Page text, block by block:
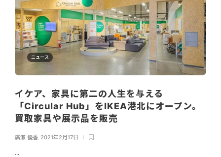
ニュース
イケア、家具に第二の人生を与える
「Circular Hub」をIKEA港北にオープン。
買取家具や展示品を販売
廣瀬 優香 2021年2月17日
...